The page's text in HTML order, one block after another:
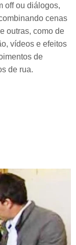
off ou diálogos,
cenas
outras, como de
vídeos e efeitos
de
de rua.